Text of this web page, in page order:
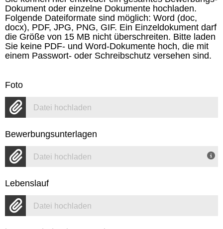
Dokument oder einzelne Dokumente hochladen.
Folgende Dateiformate sind möglich: Word (doc,
docx), PDF, JPG, PNG, GIF. Ein Einzeldokument darf
die Größe von 15 MB nicht überschreiten. Bitte laden
Sie keine PDF- und Word-Dokumente hoch, die mit
einem Passwort- oder Schreibschutz versehen sind.
Foto
Datei hochladen
Bewerbungsunterlagen
Datei hochladen
Lebenslauf
Datei hochladen